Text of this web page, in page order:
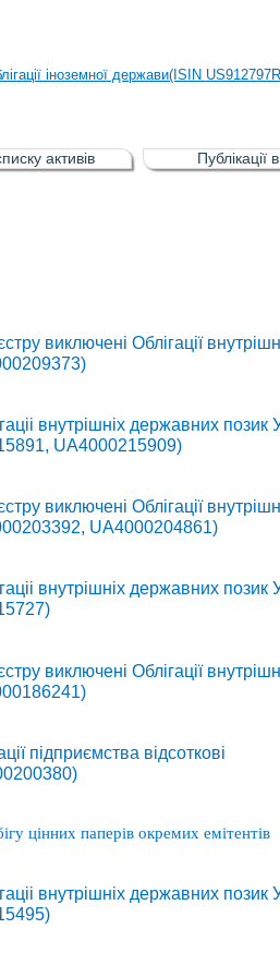
ринку (РФР) включена
іноземної держави(ISIN
внутрішніх державних позик
ринку (РФР) включена
активів Публікації
виключені Облігації
внутрішніх державних позик
UA4000215909)
виключені Облігації
UA4000204861)
внутрішніх державних позик
виключені Облігації
підприємства відсоткові
цінних паперів окремих емітентів
внутрішніх державних позик